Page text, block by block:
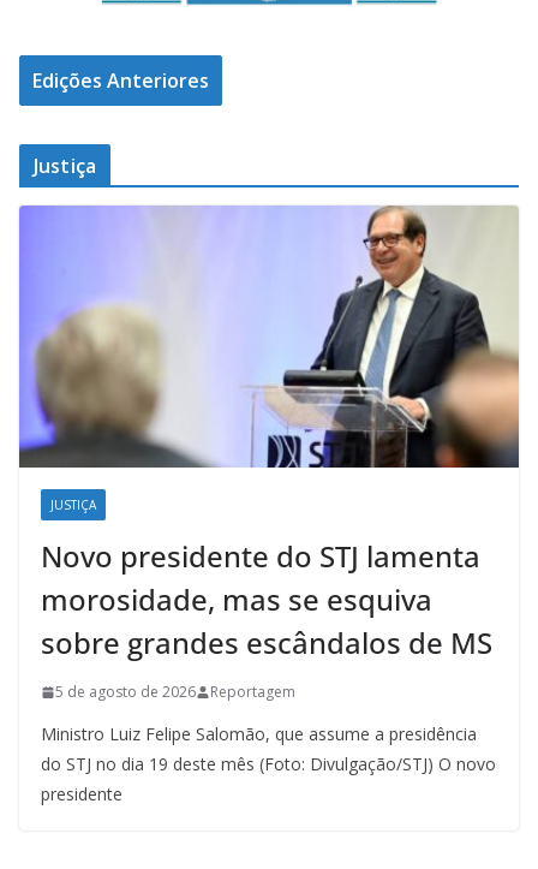
Edições Anteriores
Justiça
JUSTIÇA
Novo presidente do STJ lamenta
morosidade, mas se esquiva
sobre grandes escândalos de MS
5 de agosto de 2026 Reportagem
Ministro Luiz Felipe Salomão, que assume a presidência
do STJ no dia 19 deste mês (Foto: Divulgação/STJ) O novo
presidente